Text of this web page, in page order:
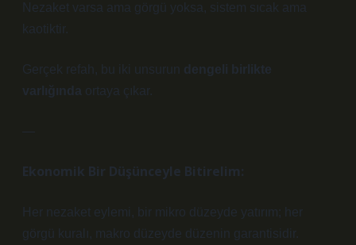
Nezaket varsa ama görgü yoksa, sistem sıcak ama
kaotiktir.
Gerçek refah, bu iki unsurun dengeli birlikte
varlığında ortaya çıkar.
—
Ekonomik Bir Düşünceyle Bitirelim:
Her nezaket eylemi, bir mikro düzeyde yatırım; her
görgü kuralı, makro düzeyde düzenin garantisidir.